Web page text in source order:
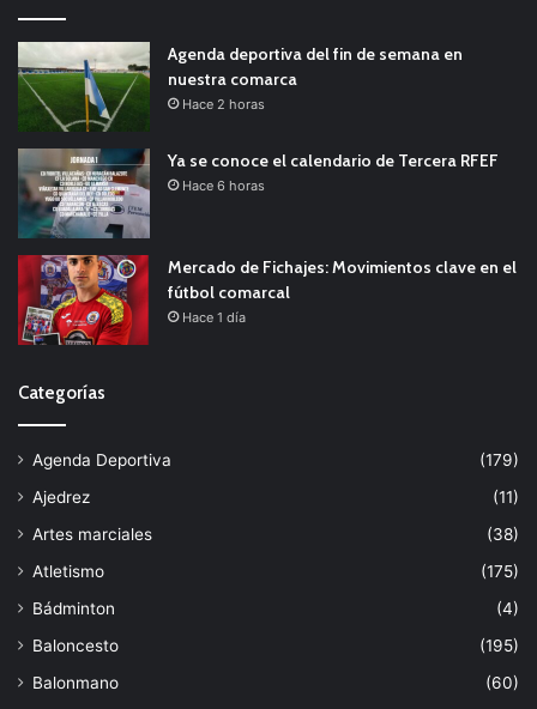
Agenda deportiva del fin de semana en
nuestra comarca
Hace 2 horas
Ya se conoce el calendario de Tercera RFEF
Hace 6 horas
Mercado de Fichajes: Movimientos clave en el
fútbol comarcal
Hace 1 día
Categorías
Agenda Deportiva
(179)
Ajedrez
(11)
Artes marciales
(38)
Atletismo
(175)
Bádminton
(4)
Baloncesto
(195)
Balonmano
(60)